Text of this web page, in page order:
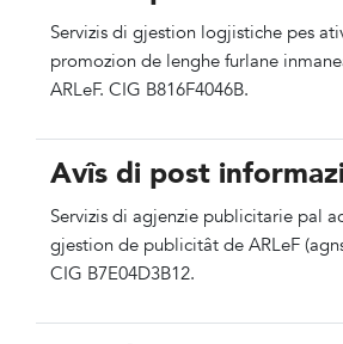
Servizis di gjestion logjistiche pes
promozion de lenghe furlane
ARLeF. CIG B816F4046B.
Avîs di post
Servizis di agjenzie publicitarie pal
gjestion de publicitât de ARLeF
CIG B7E04D3B12.